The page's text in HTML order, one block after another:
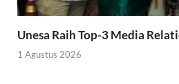
Unesa Raih Top-3 Media
1 Agustus 2026